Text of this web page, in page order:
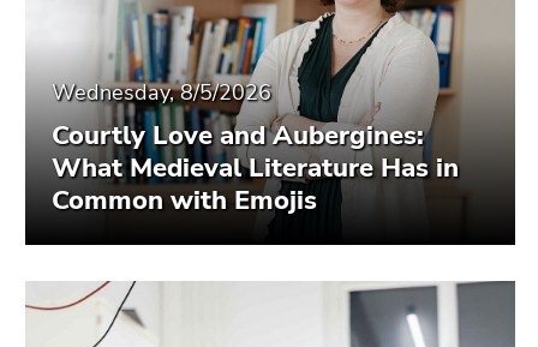
Wednesday, 8/5/2026
Courtly Love and Aubergines:
What Medieval Literature Has in
Common with Emojis